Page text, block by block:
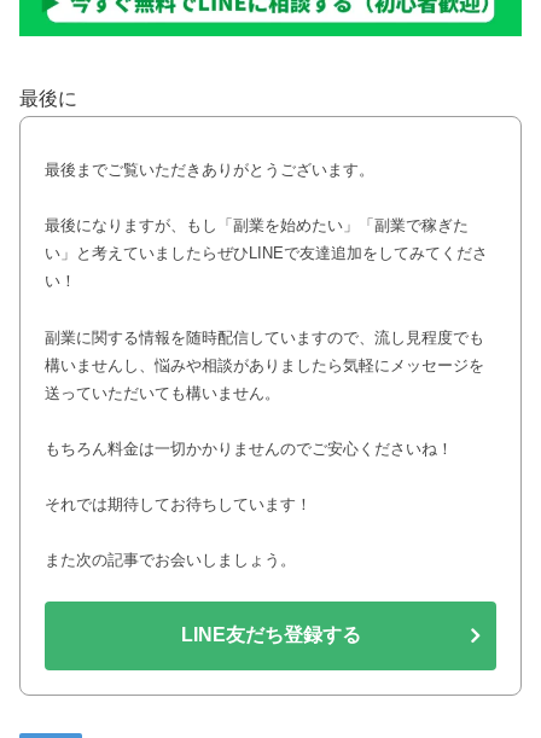
最後に
最後までご覧いただきありがとうございます。
最後になりますが、もし「副業を始めたい」「副業で稼ぎた
い」と考えていましたらぜひLINEで友達追加をしてみてくださ
い！
副業に関する情報を随時配信していますので、流し見程度でも
構いませんし、悩みや相談がありましたら気軽にメッセージを
送っていただいても構いません。
もちろん料金は一切かかりませんのでご安心くださいね！
それでは期待してお待ちしています！
また次の記事でお会いしましょう。
LINE友だち登録する